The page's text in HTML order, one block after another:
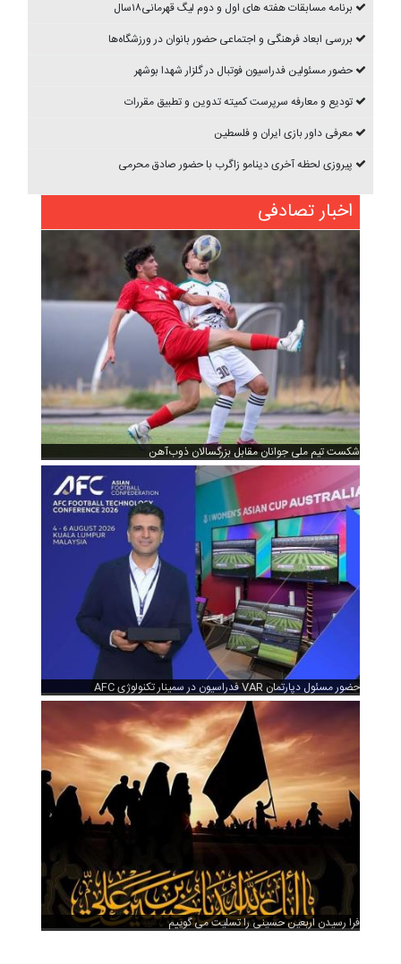
برنامه مسابقات هفته های اول و دوم ليگ قهرمانی۱۸سال
بررسی ابعاد فرهنگی و اجتماعی حضور بانوان در ورزشگاه‌ها
حضور مسئولین فدراسیون فوتبال در گلزار شهدا بوشهر
تودیع و معارفه سرپرست کمیته تدوین و تطبیق مقررات
معرفی داور بازی ایران و فلسطین
پیروزی لحظه آخری دینامو زاگرب با حضور صادق محرمی
اخبار تصادفی
شکست تیم ملی جوانان مقابل بزرگسالان ذوب‌آهن
حضور مسئول دپارتمان VAR فدراسیون در سمینار تکنولوژی AFC
فرا رسیدن اربعین حسینی را تسلیت می گوییم